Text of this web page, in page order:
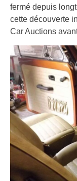
fermé depuis
cette découverte
Car Auctions